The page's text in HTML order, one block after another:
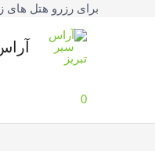
برای رزرو هتل های زیر از
0